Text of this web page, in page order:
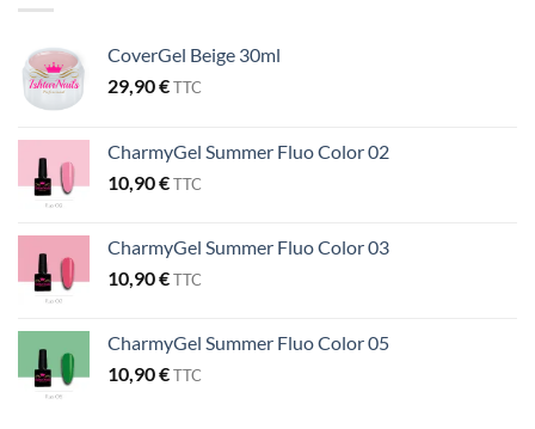
CoverGel Beige 30ml
29,90€TTC
CharmyGel Summer Fluo Color 02
10,90€TTC
CharmyGel Summer Fluo Color 03
10,90€TTC
CharmyGel Summer Fluo Color 05
10,90€TTC